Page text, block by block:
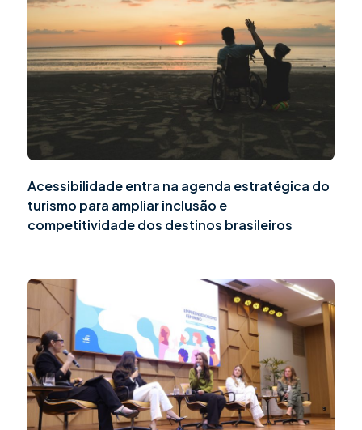
Acessibilidade entra na agenda estratégica do
turismo para ampliar inclusão e
competitividade dos destinos brasileiros